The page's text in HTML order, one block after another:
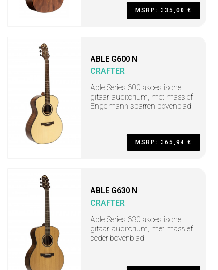
MSRP: 335,00 €
ABLE G600 N
CRAFTER
Able Series 600 akoestische
gitaar, auditorium, met massief
Engelmann sparren bovenblad
MSRP: 365,94 €
ABLE G630 N
CRAFTER
Able Series 630 akoestische
gitaar, auditorium, met massief
ceder bovenblad